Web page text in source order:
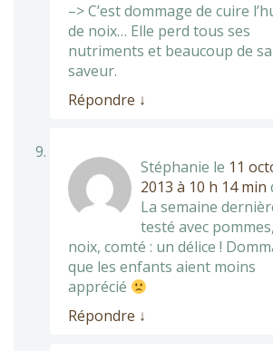
–> C’est dommage de cuire
de noix… Elle perd tous ses
nutriments et beaucoup de sa
saveur.
Répondre ↓
Stéphanie le 11
2013 à 10 h 14 min
La semaine
testé avec pommes,
noix, comté : un délice !
que les enfants aient moins
apprécié
Répondre ↓